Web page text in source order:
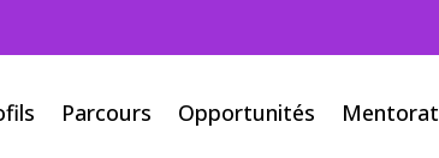
Parcours Opportunités Mentorat